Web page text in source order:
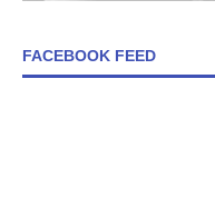
FACEBOOK FEED